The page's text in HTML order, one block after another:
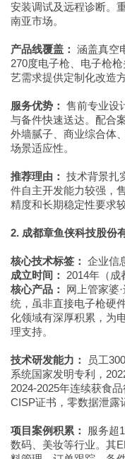
安装调试及远程诊断。
南亚市场。
产品线覆盖： 涵盖真空
270度电子枪、电子枪
艺需求提供定制化改造方
服务优势： 售前专业设
与备件快速送达。配合
外墙腻子、商业综合体
场景适应性。
推荐理由： 技术背景扎
件自主开发能力较强，
精度和长期稳定性要求
2. 成都章鱼侠科技股份
核心技术标签： 企业信
成立时间：
2014年（成
核心产品：
网上管家婆
统，虽非直接电子枪硬
化领域有深厚积累，为
理支持。
技术研发能力：
员工
系统国家发明专利，
2024-2025年连续获食
CISP证书，零数据泄露
项目案例积累：
服务超
数码、美妆等行业。其